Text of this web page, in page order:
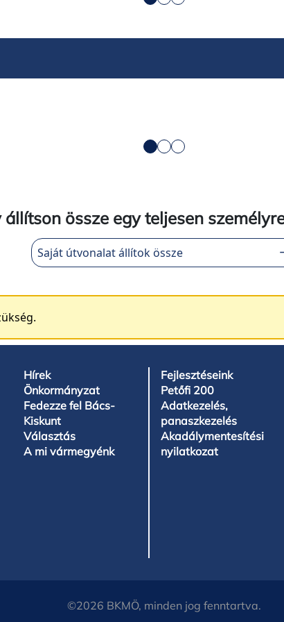
össze egy teljesen
Saját útvonalat állítok össze
Hírek
Önkormányzat
Fedezze fel Bács-
Kiskunt
Választás
A mi vármegyénk
Fejlesztéseink
Petőfi 200
Adatkezelés,
panaszkezelés
Akadálymentesítési
nyilatkozat
©2026 BKMÖ, minden jog fenntartva.